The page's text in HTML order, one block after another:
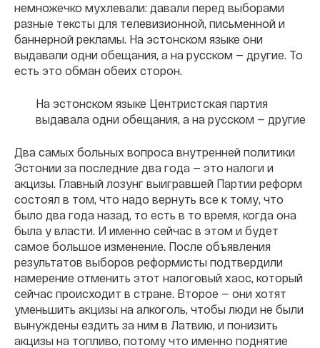
немножечко мухлевали: давали перед выборами
разные тексты для телевизионной, письменной и
баннерной рекламы. На эстонском языке они
выдавали одни обещания, а на русском — другие. То
есть это обман обеих сторон.
На эстонском языке Центристская партия
выдавала одни обещания, а на русском — другие
Два самых больных вопроса внутренней политики
Эстонии за последние два года — это налоги и
акцизы. Главный лозунг выигравшей Партии реформ
состоял в том, что надо вернуть все к тому, что
было два года назад, то есть в то время, когда она
была у власти. И именно сейчас в этом и будет
самое большое изменение. После объявления
результатов выборов реформисты подтвердили
намерение отменить этот налоговый хаос, который
сейчас происходит в стране. Второе — они хотят
уменьшить акцизы на алкоголь, чтобы люди не были
вынуждены ездить за ним в Латвию, и понизить
акцизы на топливо, потому что именно поднятие